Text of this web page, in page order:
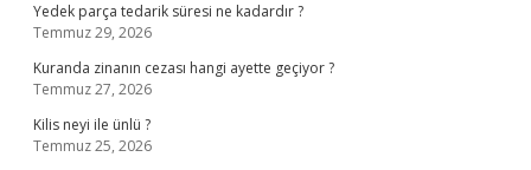
Yedek parça tedarik süresi ne kadardır ?
Temmuz 29, 2026
Kuranda zinanın cezası hangi ayette geçiyor ?
Temmuz 27, 2026
Kilis neyi ile ünlü ?
Temmuz 25, 2026